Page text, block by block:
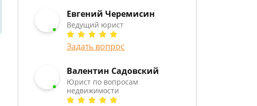
Евгений Черемисин
Ведущий юрист
Задать вопрос
Валентин Садовский
Юрист по вопросам
недвижимости